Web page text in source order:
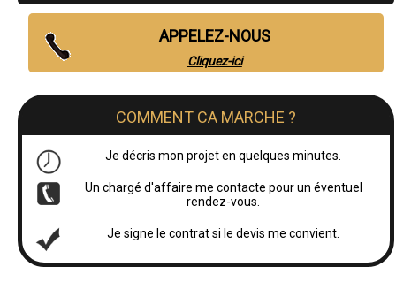
APPELEZ-NOUS
Cliquez-ici
COMMENT CA MARCHE ?
Je décris mon projet en quelques minutes.
Un chargé d'affaire me contacte pour un éventuel
rendez-vous.
Je signe le contrat si le devis me convient.